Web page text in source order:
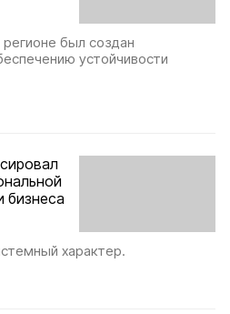
был создан
устойчивости
бизнеса
характер.